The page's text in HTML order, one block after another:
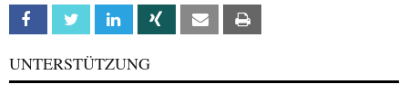
Facebook Twitter Linkedin Xing Email
UNTERSTÜTZUNG